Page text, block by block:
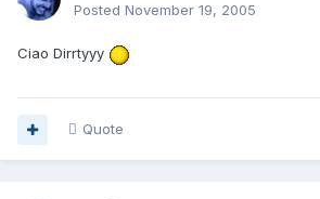
Posted November 19, 2005
Ciao Dirrtyyy
Quote